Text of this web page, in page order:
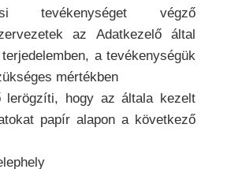
tevékenységet végző
az Adatkezelő által
a tevékenységük
mértékben
lerögzíti, hogy az általa kezelt
papír alapon a következő